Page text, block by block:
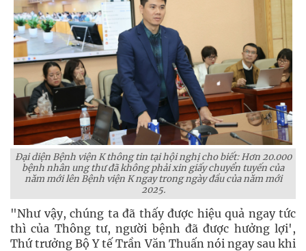
Đại diện Bệnh viện K thông tin tại hội nghị cho biết: Hơn 20.000
bệnh nhân ung thư đã không phải xin giấy chuyển tuyến của
năm mới lên Bệnh viện K ngay trong ngày đầu của năm mới
2025.
"Như vậy, chúng ta đã thấy được hiệu quả ngay tức
thì của Thông tư, người bệnh đã được hưởng lợi',
Thứ trưởng Bộ Y tế Trần Văn Thuấn nói ngay sau khi